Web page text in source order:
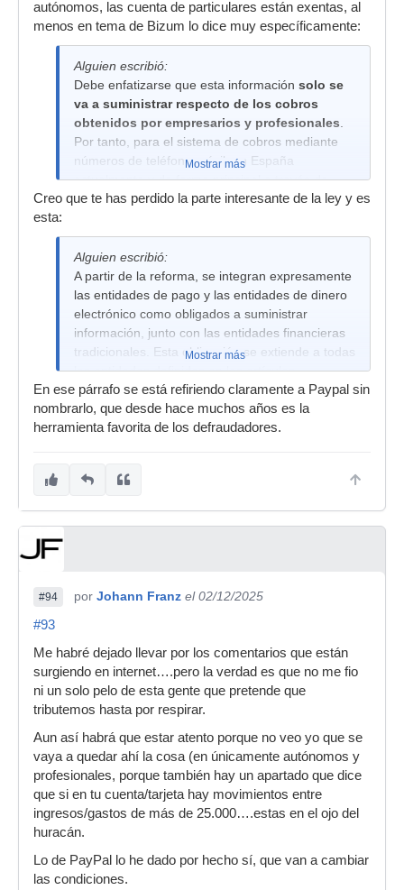
autónomos, las cuenta de particulares están exentas, al
menos en tema de Bizum lo dice muy específicamente:
Alguien escribió:
Debe enfatizarse que esta información solo se
va a suministrar respecto de los cobros
obtenidos por empresarios y profesionales
Por tanto, para el sistema de cobros mediante
números de teléfono móvil, en España
actualmente y de forma principal a través de
bizum, las entidades declarantes solo van a
destinatario tenga un contrato de no particular
(quedan excluidas las operaciones de bizum
entre particulares (C2C).
Mostrar más
Creo que te has perdido la parte interesante de la ley y es
esta:
Alguien escribió:
A partir de la reforma, se integran expresamente
las entidades de pago y las entidades de dinero
electrónico como obligados a suministrar
información, junto con las entidades financieras
tradicionales. Esta obligación se extiende a todas
las entidades definidas en los artículos
mencionados que desarrollen servicios en
España, incluidas las entidades extranjeras que
operen sin establecimiento permanente
Mostrar más
En ese párrafo se está refiriendo claramente a Paypal sin
nombrarlo, que desde hace muchos años es la
herramienta favorita de los defraudadores.
#94 por Johann Franz el 02/12/2025
#93
Me habré dejado llevar por los comentarios que están
surgiendo en internet….pero la verdad es que no me fio
ni un solo pelo de esta gente que pretende que
tributemos hasta por respirar.
Aun así habrá que estar atento porque no veo yo que se
vaya a quedar ahí la cosa (en únicamente autónomos y
profesionales, porque también hay un apartado que dice
que si en tu cuenta/tarjeta hay movimientos entre
ingresos/gastos de más de 25.000….estas en el ojo del
huracán.
Lo de PayPal lo he dado por hecho sí, que van a cambiar
las condiciones.